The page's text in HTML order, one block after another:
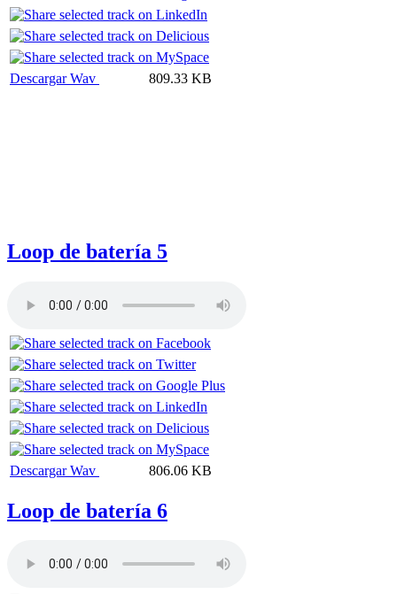
Descargar Wav 809.33 KB
Loop de batería 5
Descargar Wav 806.06 KB
Loop de batería 6